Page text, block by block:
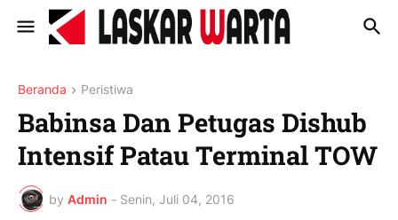
Beranda Peristiwa
Babinsa Dan Petugas Dishub
Intensif Patau Terminal TOW
by Admin - Senin, Juli 04, 2016